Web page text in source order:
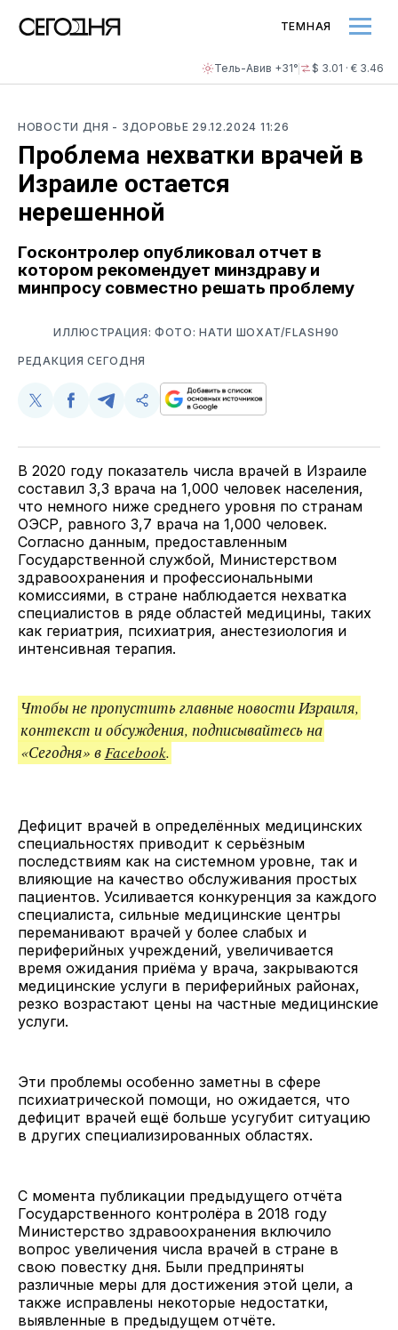
Тель-Авив +31° $ 3.01 · € 3.46
ТЕМНАЯ
НОВОСТИ ДНЯ - ЗДОРОВЬЕ 29.12.2024 11:26
Проблема нехватки врачей в
Израиле остается
нерешенной
Госконтролер опубликовал отчет в
котором рекомендует минздраву и
минпросу совместно решать проблему
ИЛЛЮСТРАЦИЯ: ФОТО: НАТИ ШОХАТ/FLASH90
РЕДАКЦИЯ СЕГОДНЯ
Поделиться
Twitter
Поделиться
Facebook
Поделиться
Telegram
Скопируйте
поделитесь
В 2020 году показатель числа врачей в Израиле
составил 3,3 врача на 1,000 человек населения,
что немного ниже среднего уровня по странам
ОЭСР, равного 3,7 врача на 1,000 человек.
Согласно данным, предоставленным
Государственной службой, Министерством
здравоохранения и профессиональными
комиссиями, в стране наблюдается нехватка
специалистов в ряде областей медицины, таких
как гериатрия, психиатрия, анестезиология и
интенсивная терапия.
Чтобы не пропустить главные новости Израиля,
контекст и обсуждения, подписывайтесь на
«Сегодня» вFacebook.
Дефицит врачей в определённых медицинских
специальностях приводит к серьёзным
последствиям как на системном уровне, так и
влияющие на качество обслуживания простых
пациентов. Усиливается конкуренция за каждого
специалиста, сильные медицинские центры
переманивают врачей у более слабых и
периферийных учреждений, увеличивается
время ожидания приёма у врача, закрываются
медицинские услуги в периферийных районах,
резко возрастают цены на частные медицинские
услуги.
Эти проблемы особенно заметны в сфере
психиатрической помощи, но ожидается, что
дефицит врачей ещё больше усугубит ситуацию
в других специализированных областях.
С момента публикации предыдущего отчёта
Государственного контролёра в 2018 году
Министерство здравоохранения включило
вопрос увеличения числа врачей в стране в
свою повестку дня. Были предприняты
различные меры для достижения этой цели, а
также исправлены некоторые недостатки,
выявленные в предыдущем отчёте.